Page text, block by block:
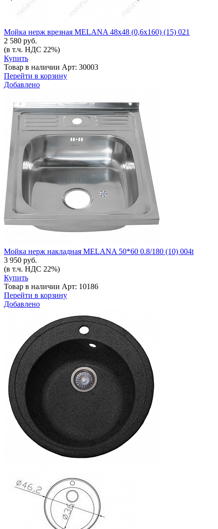
Мойка нерж врезная MELANA 48х48 (0,6х160) (15) 021
2 580 руб.
(в т.ч. НДС 22%)
Купить
Товар в наличии Арт: 30003
Перейти в корзину
Добавлено
Мойка нерж накладная MELANA 50*60 0.8/180 (10) 004t
3 950 руб.
(в т.ч. НДС 22%)
Купить
Товар в наличии Арт: 10186
Перейти в корзину
Добавлено